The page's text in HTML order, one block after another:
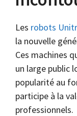
Les robots
la nouvelle
Ces machines
un large public
popularité au
participe à la
professionnels.